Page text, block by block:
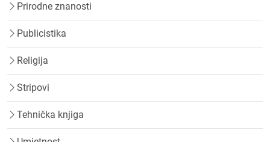
Prirodne znanosti
Publicistika
Religija
Stripovi
Tehnička knjiga